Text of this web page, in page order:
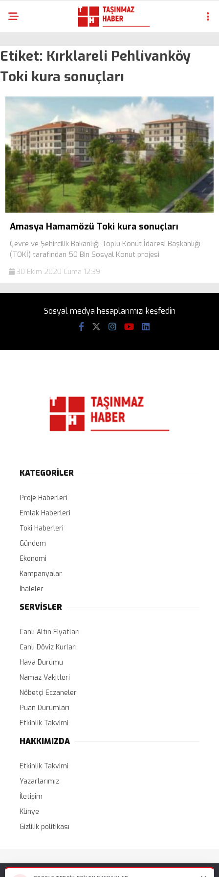
Etiket: Kırklareli Pehlivanköy
Toki kura sonuçları
Amasya Hamamözü Toki kura sonuçları
Çevre ve Şehircilik Bakanlığı Toplu Konut İdaresi Başkanlığı
(TOKİ) tarafından 50 Bin Sosyal Konut projesi
30 Ekim 2020 Cuma 12:39
Sosyal medya hesaplarımızı keşfedin
KATEGORİLER
Proje Haberleri
Emlak Haberleri
Toki Haberleri
Gündem
Ekonomi
Kampanyalar
İhaleler
SERVİSLER
Canlı Altın Fiyatları
Canlı Döviz Kurları
Hava Durumu
Namaz Vakitleri
Nöbetçi Eczaneler
Puan Durumları
Etkinlik Takvimi
HAKKIMIZDA
Etkinlik Takvimi
Yazarlarımız
İletişim
Künye
Gizlilik politikası
Tüm Hakları Saklıdır. |WordPress Haber Teması